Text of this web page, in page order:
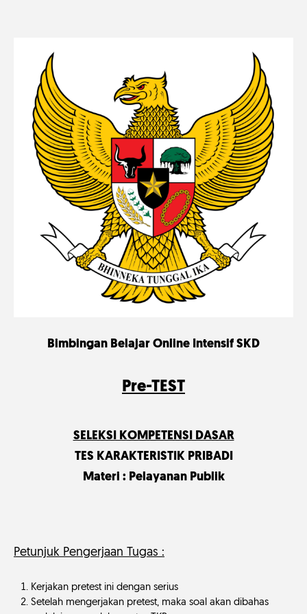
Bimbingan Belajar Online Intensif SKD
Pre-TEST
SELEKSI KOMPETENSI DASAR
TES KARAKTERISTIK PRIBADI
Materi : Pelayanan Publik
Petunjuk Pengerjaan Tugas :
Kerjakan pretest ini dengan serius
Setelah mengerjakan pretest, maka soal akan dibahas